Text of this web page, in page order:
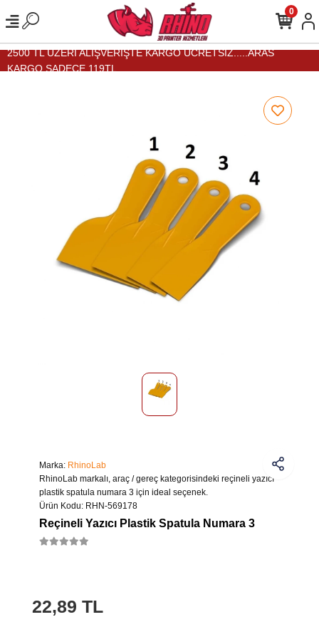
2500 TL ÜZERİ ALIŞVERİŞTE KARGO ÜCRETSİZ.....ARAS
KARGO SADECE 119TL...
0
Marka: RhinoLab
RhinoLab markalı, araç / gereç kategorisindeki reçineli yazıcı
plastik spatula numara 3 için ideal seçenek.
Ürün Kodu: RHN-569178
Reçineli Yazıcı Plastik Spatula Numara 3
22,89 TL